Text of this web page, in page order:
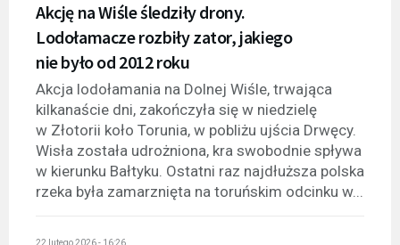
Akcję na Wiśle śledziły drony.
Lodołamacze rozbiły zator, jakiego
nie było od 2012 roku
Akcja lodołamania na Dolnej Wiśle, trwająca
kilkanaście dni, zakończyła się w niedzielę
w Złotorii koło Torunia, w pobliżu ujścia Drwęcy.
Wisła została udrożniona, kra swobodnie spływa
w kierunku Bałtyku. Ostatni raz najdłuższa polska
rzeka była zamarznięta na toruńskim odcinku w...
22 lutego 2026 - 16:26